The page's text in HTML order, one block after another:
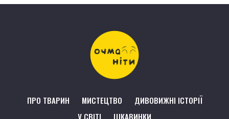
ПРО ТВАРИН МИСТЕЦТВО
ДИВОВИЖНІ ІСТОРІЇ
У СВІТІ
ЦІКАВИНКИ